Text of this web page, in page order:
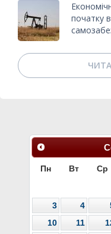
початку
Пн Вт Ср
3
4
10
11